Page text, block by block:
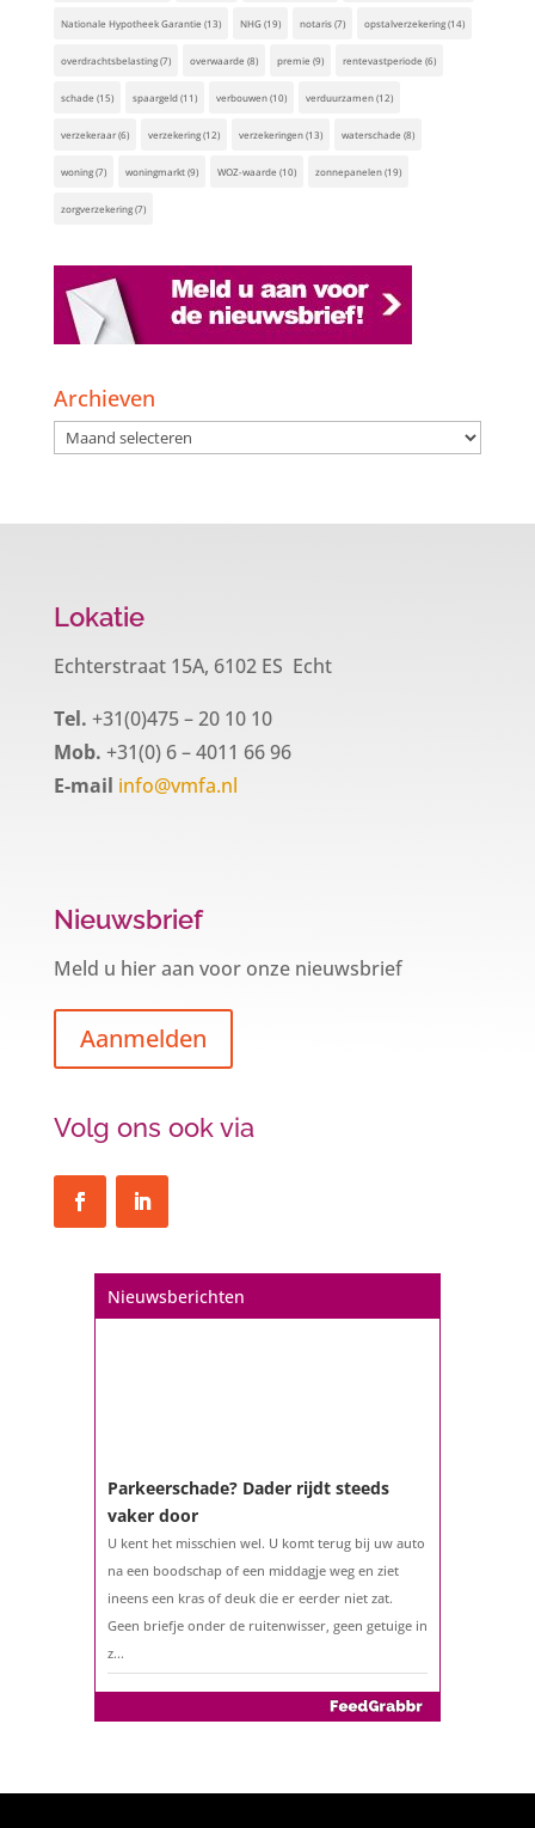
Nationale Hypotheek Garantie (13) NHG(19) notaris(7) opstalverzekering(14)
overdrachtsbelasting(7) overwaarde (8) premie (9) rentevastperiode (6)
schade (15) spaargeld(11) verbouwen(10) verduurzamen(12)
verzekeraar(6) verzekering(12) verzekeringen(13) waterschade (8)
woning(7) woningmarkt(9) WOZ-waarde (10) zonnepanelen(19)
zorgverzekering(7)
Archieven
Archieven
Lokatie
Echterstraat 15A, 6102 ES Echt
Tel. +31(0)475 – 20 10 10
Mob. +31(0) 6 – 4011 66 96
E-mail info@vmfa.nl
Nieuwsbrief
Meld u hier aan voor onze nieuwsbrief
Aanmelden
Volg ons ook via
Nieuwsberichten
Een hypotheek na uw 57e? Er zijn
De woningmarkt is nog steeds in beweging.
Misschien denkt u na over verhuizen, verbouwen
het eigenlijk met een hypotheek als u 57 jaar of
ouder bent?...
Parkeerschade? Dader rijdt steeds
vaker door
U kent het misschien wel. U komt terug bij uw auto
na een boodschap of een middagje weg en ziet
ineens een kras of deuk die er eerder niet zat.
Geen briefje onder de ruitenwisser, geen getuige in
z...